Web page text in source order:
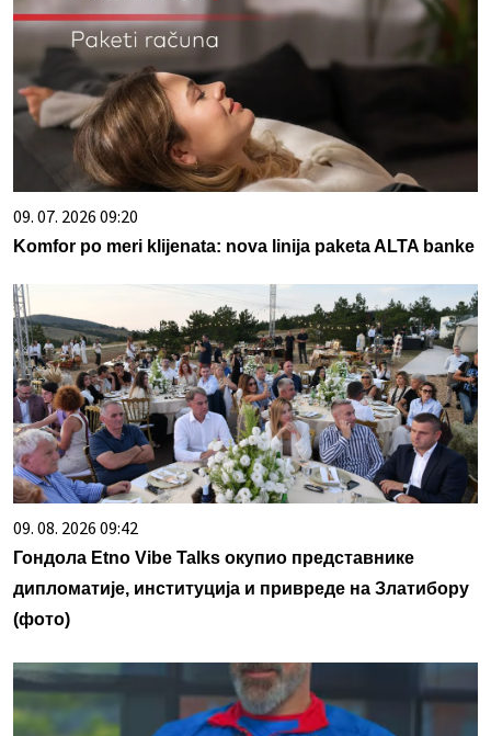
09. 07. 2026 09:20
Komfor po meri klijenata: nova linija paketa ALTA banke
09. 08. 2026 09:42
Гондола Etno Vibe Talks окупио представнике
дипломатије, институција и привреде на Златибору
(фото)